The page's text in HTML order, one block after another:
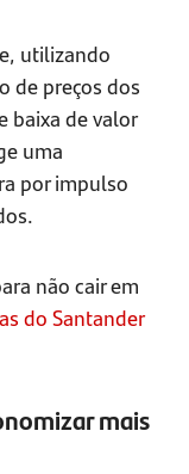
utilizando
de preços dos
baixa de valor
uma
por impulso
não cair em
do Santander
mais